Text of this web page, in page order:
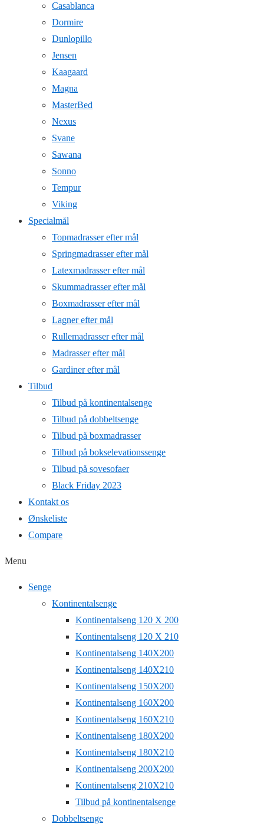
Casablanca
Dormire
Dunlopillo
Jensen
Kaagaard
Magna
MasterBed
Nexus
Svane
Sawana
Sonno
Tempur
Viking
Specialmål
Topmadrasser efter mål
Springmadrasser efter mål
Latexmadrasser efter mål
Skummadrasser efter mål
Boxmadrasser efter mål
Lagner efter mål
Rullemadrasser efter mål
Madrasser efter mål
Gardiner efter mål
Tilbud
Tilbud på kontinentalsenge
Tilbud på dobbeltsenge
Tilbud på boxmadrasser
Tilbud på bokselevationssenge
Tilbud på sovesofaer
Black Friday 2023
Kontakt os
Ønskeliste
Compare
Menu
Senge
Kontinentalsenge
Kontinentalseng 120 X 200
Kontinentalseng 120 X 210
Kontinentalseng 140X200
Kontinentalseng 140X210
Kontinentalseng 150X200
Kontinentalseng 160X200
Kontinentalseng 160X210
Kontinentalseng 180X200
Kontinentalseng 180X210
Kontinentalseng 200X200
Kontinentalseng 210X210
Tilbud på kontinentalsenge
Dobbeltsenge